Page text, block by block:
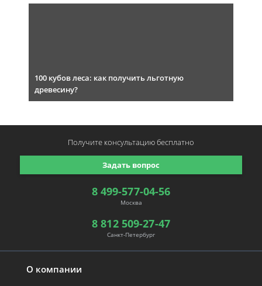
100 кубов леса: как получить льготную
древесину?
О компании
8 499-577-04-56
Москва
8 812 509-27-47
Санкт-Петербург
Задать вопрос
Получите консультациюбесплатно